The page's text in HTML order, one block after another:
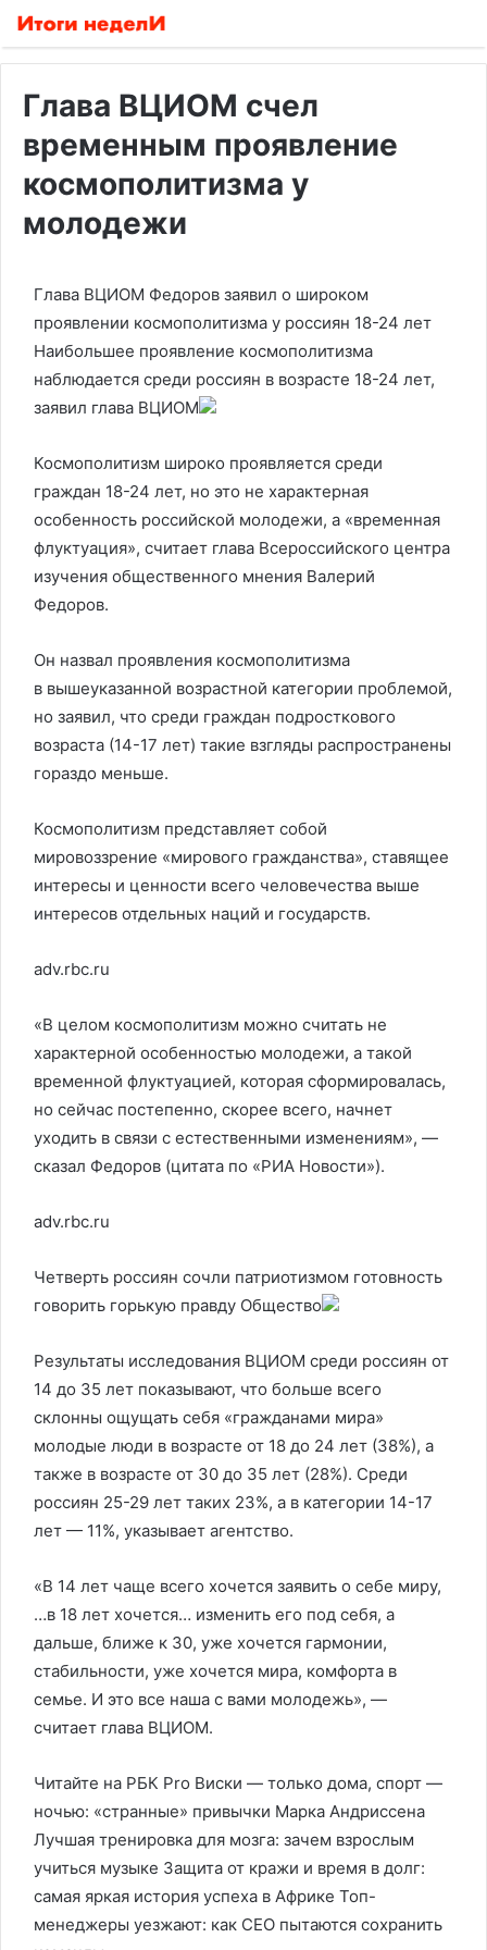
Глава ВЦИОМ счел
временным проявление
космополитизма у
молодежи
Глава ВЦИОМ Федоров заявил о широком
проявлении космополитизма у россиян 18-24 лет
Наибольшее проявление космополитизма
наблюдается среди россиян в возрасте 18-24 лет,
заявил глава ВЦИОМ
Космополитизм широко проявляется среди
граждан 18-24 лет, но это не характерная
особенность российской молодежи, а «временная
флуктуация», считает глава Всероссийского центра
изучения общественного мнения Валерий
Федоров.
Он назвал проявления космополитизма
в вышеуказанной возрастной категории проблемой,
но заявил, что среди граждан подросткового
возраста (14-17 лет) такие взгляды распространены
гораздо меньше.
Космополитизм представляет собой
мировоззрение «мирового гражданства», ставящее
интересы и ценности всего человечества выше
интересов отдельных наций и государств.
adv.rbc.ru
«В целом космополитизм можно считать не
характерной особенностью молодежи, а такой
временной флуктуацией, которая сформировалась,
но сейчас постепенно, скорее всего, начнет
уходить в связи с естественными изменениям», —
сказал Федоров (цитата по «РИА Новости»).
adv.rbc.ru
Четверть россиян сочли патриотизмом готовность
говорить горькую правду Общество
Результаты исследования ВЦИОМ среди россиян от
14 до 35 лет показывают, что больше всего
склонны ощущать себя «гражданами мира»
молодые люди в возрасте от 18 до 24 лет (38%), а
также в возрасте от 30 до 35 лет (28%). Среди
россиян 25-29 лет таких 23%, а в категории 14-17
лет — 11%, указывает агентство.
«В 14 лет чаще всего хочется заявить о себе миру,
…в 18 лет хочется… изменить его под себя, а
дальше, ближе к 30, уже хочется гармонии,
стабильности, уже хочется мира, комфорта в
семье. И это все наша с вами молодежь», —
считает глава ВЦИОМ.
Читайте на РБК Pro Виски — только дома, спорт —
ночью: «странные» привычки Марка Андриссена
Лучшая тренировка для мозга: зачем взрослым
учиться музыке Защита от кражи и время в долг:
самая яркая история успеха в Африке Топ-
менеджеры уезжают: как CEO пытаются сохранить